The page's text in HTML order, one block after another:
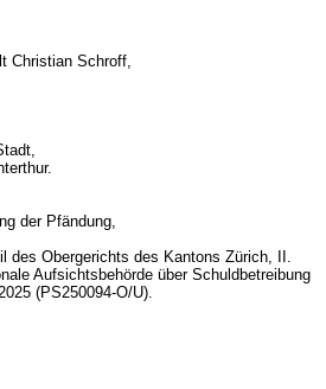
Christian Schroff,
der Pfändung,
des Obergerichts des Kantons Zürich, II.
Aufsichtsbehörde über Schuldbetreibung
(PS250094-O/U).